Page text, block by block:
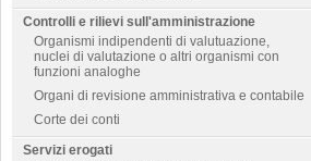
Controlli e rilievi sull'amministrazione
Organismi indipendenti di valutuazione,
nuclei di valutazione o altri organismi con
funzioni analoghe
Organi di revisione amministrativa e contabile
Corte dei conti
Servizi erogati